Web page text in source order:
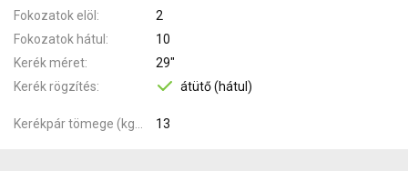
Fokozatok elöl
2
Fokozatok hátul
10
Kerék méret
29"
Kerék rögzítés
átütő (hátul)
13